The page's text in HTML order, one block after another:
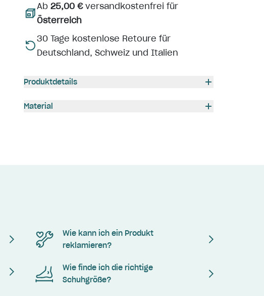
Ab 25,00 €versandkostenfrei für
Österreich
30 Tage kostenlose Retoure für
Deutschland, Schweiz und Italien
Produktdetails
Material
Wie kann ich ein Produkt
reklamieren?
Wie finde ich die richtige
Schuhgröße?